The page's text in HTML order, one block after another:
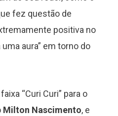
fez questão de
positiva no
aura” em torno do
“Curi Curi” para o
Milton Nascimento, e